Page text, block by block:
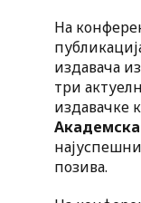
На
издавача
три
издавачке
позива.